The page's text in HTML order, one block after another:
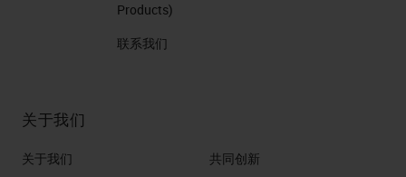
Products)
联系我们
关于我们
关于我们
共同创新